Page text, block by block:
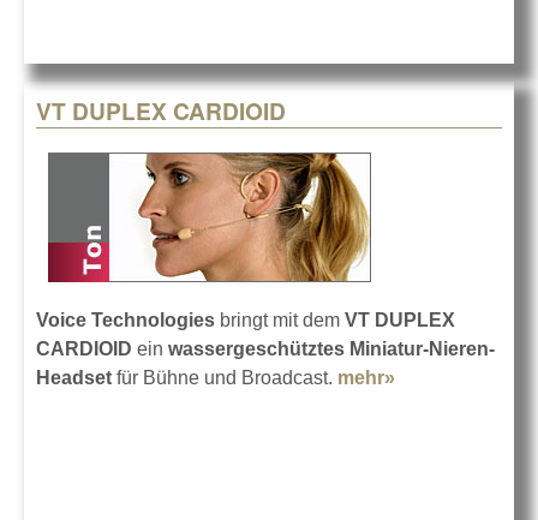
VT DUPLEX CARDIOID
Voice Technologies bringt mit dem VT DUPLEX
CARDIOID ein wassergeschütztes Miniatur-Nieren-
Headset für Bühne und Broadcast. mehr»